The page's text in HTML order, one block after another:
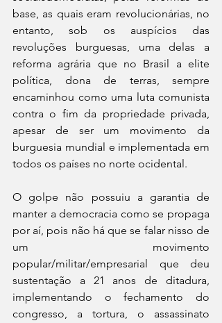
base, as quais eram revolucionárias, no
entanto, sob os auspícios das
revoluções burguesas, uma delas a
reforma agrária que no Brasil a elite
política, dona de terras, sempre
encaminhou como uma luta comunista
contra o fim da propriedade privada,
apesar de ser um movimento da
burguesia mundial e implementada em
todos os países no norte ocidental.
O golpe não possuiu a garantia de
manter a democracia como se propaga
por aí, pois não há que se falar nisso de
um movimento
popular/militar/empresarial que deu
sustentação a 21 anos de ditadura,
implementando o fechamento do
congresso, a tortura, o assassinato